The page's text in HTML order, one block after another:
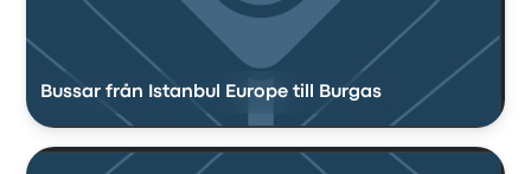
Bussar från Istanbul Europe till Burgas